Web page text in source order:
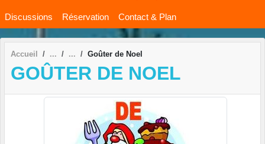
Discussions Réservation Contact & Plan
Accueil Goûter de Noel
GOÛTER DE NOEL